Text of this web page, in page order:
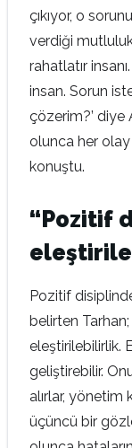
çıkıyor, o
verdiği
rahatlatır
insan. Sorun
çözerim?’ diye
olunca her olay
konuştu.
“Pozitif
Pozitif
belirten
eleştirilebilirlik.
geliştirebilir.
alırlar, yönetim
üçüncü bir